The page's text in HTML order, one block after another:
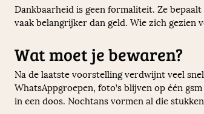
Dankbaarheid is geen formaliteit. Ze
vaak belangrijker dan geld. Wie zich gezien
Wat moet je bewaren?
Na de laatste voorstelling verdwijnt veel
WhatsAppgroepen, foto’s blijven op één
in een doos. Nochtans vormen al die